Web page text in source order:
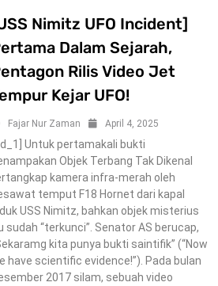
Nimitz UFO Incident]
Dalam Sejarah,
Rilis Video Jet
Kejar UFO!
Fajar Nur Zaman April 4, 2025
Untuk pertamakali bukti
Objek Terbang Tak Dikenal
kamera infra-merah oleh
temput F18 Hornet dari kapal
USS Nimitz, bahkan objek misterius
sudah “terkunci”. Senator AS berucap,
kita punya bukti saintifik” (“Now
have scientific evidence!”). Pada bulan
2017 silam, sebuah video